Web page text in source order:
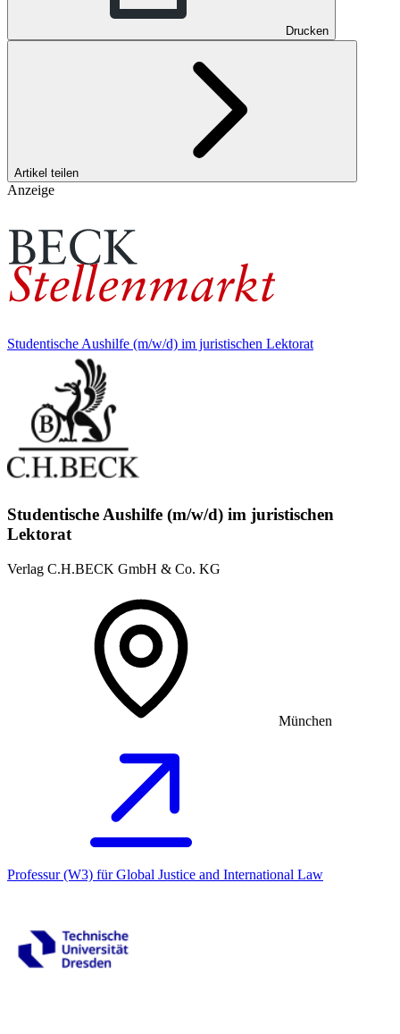
Drucken
Artikel teilen
Anzeige
Studentische Aushilfe (m/w/d) im juristischen Lektorat
Studentische Aushilfe (m/w/d) im juristischen
Lektorat
Verlag C.H.BECK GmbH & Co. KG
München
Professur (W3) für Global Justice and International Law